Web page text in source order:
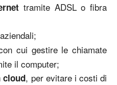
tramite ADSL o fibra
cui gestire le chiamate
il computer;
cloud, per evitare i costi di